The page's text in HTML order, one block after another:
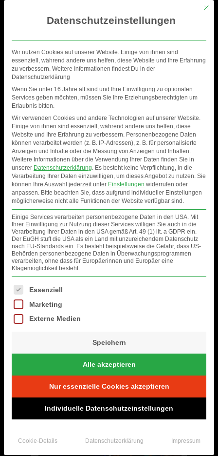
FESTIVAL
Mit
Datenschutzeinstellungen
Wir nutzen Cookies auf unserer Website. Einige von ihnen sind
essenziell, während andere uns helfen, diese Website und Ihre Erfahrung
zu verbessern. Weitere Informationen findest Du in der
Datenschutzerklärung
Wenn Sie unter 16 Jahre alt sind und Ihre Einwilligung zu optionalen
Services geben möchten, müssen Sie Ihre Erziehungsberechtigten um
Erlaubnis bitten.
Wir verwenden Cookies und andere Technologien auf unserer Website.
Einige von ihnen sind essenziell, während andere uns helfen, diese
Website und Ihre Erfahrung zu verbessern. Personenbezogene Daten
können verarbeitet werden (z. B. IP-Adressen), z. B. für personalisierte
Anzeigen und Inhalte oder die Messung von Anzeigen und Inhalten.
Weitere Informationen über die Verwendung Ihrer Daten finden Sie in
unserer Datenschutzerklärung. Es besteht keine Verpflichtung, in die
Verarbeitung Ihrer Daten einzuwilligen, um dieses Angebot zu nutzen. Sie
können Ihre Auswahl jederzeit unter Einstellungen widerrufen oder
anpassen. Bitte beachten Sie, dass aufgrund individueller Einstellungen
möglicherweise nicht alle Funktionen der Website verfügbar sind.
Einige Services verarbeiten personenbezogene Daten in den USA. Mit
Ihrer Einwilligung zur Nutzung dieser Services willigen Sie auch in die
Verarbeitung Ihrer Daten in den USA gemäß Art. 49 (1) lit. a GDPR ein.
Der EuGH stuft die USA als ein Land mit unzureichendem Datenschutz
nach EU-Standards ein. Es besteht beispielsweise die Gefahr, dass US-
Behörden personenbezogene Daten in Überwachungsprogrammen
verarbeiten, ohne dass für Europäerinnen und Europäer eine
Klagemöglichkeit besteht.
Es folgt eine Liste der Service-Gruppen, für die eine Einwilligung erteilt
Essenziell
Marketing
Externe Medien
Speichern
Alle akzeptieren
Nur essenzielle Cookies akzeptieren
Individuelle Datenschutzeinstellungen
Cookie-Details Datenschutzerklärung Impressum